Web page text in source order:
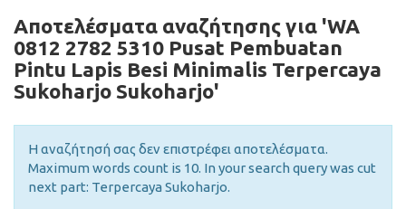
Αποτελέσματα αναζήτησης για 'WA
0812 2782 5310 Pusat Pembuatan
Pintu Lapis Besi Minimalis Terpercaya
Sukoharjo Sukoharjo'
Η αναζήτησή σας δεν επιστρέφει αποτελέσματα.
Maximum words count is 10. In your search query was cut
next part: Terpercaya Sukoharjo.